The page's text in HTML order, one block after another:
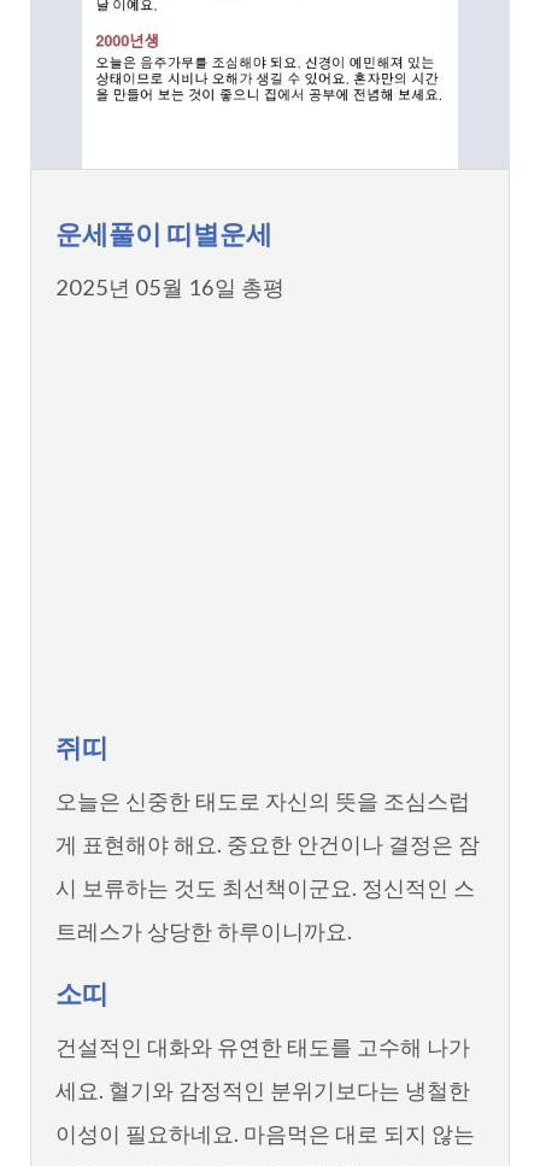
운세풀이 띠별운세
2025년 05월 16일 총평
쥐띠
오늘은 신중한 태도로 자신의 뜻을 조심스럽
게 표현해야 해요. 중요한 안건이나 결정은 잠
시 보류하는 것도 최선책이군요. 정신적인 스
트레스가 상당한 하루이니까요.
소띠
건설적인 대화와 유연한 태도를 고수해 나가
세요. 혈기와 감정적인 분위기보다는 냉철한
이성이 필요하네요. 마음먹은 대로 되지 않는